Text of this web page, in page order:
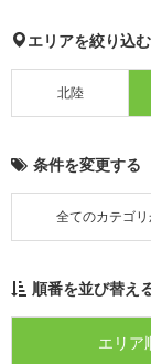
エリアを絞り込む
北陸
条件を変更する
全てのカテゴ
順番を並び替え
エリア